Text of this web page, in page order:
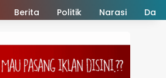
Berita Politik Narasi